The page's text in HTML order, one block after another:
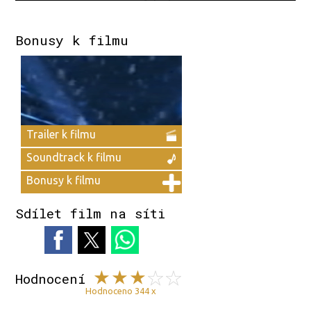
Bonusy k filmu
Trailer k filmu
Soundtrack k filmu
Bonusy k filmu
Sdílet film na síti
Hodnocení
Hodnoceno 344 x